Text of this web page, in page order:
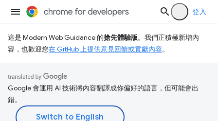
登入
這是 Modern Web Guidance 的搶先體驗版。我們正積極新增內
容，也歡迎您在 GitHub 上提供意見回饋或貢獻內容。
Google 會運用 AI 技術將內容翻譯成你偏好的語言，但可能會出
錯。